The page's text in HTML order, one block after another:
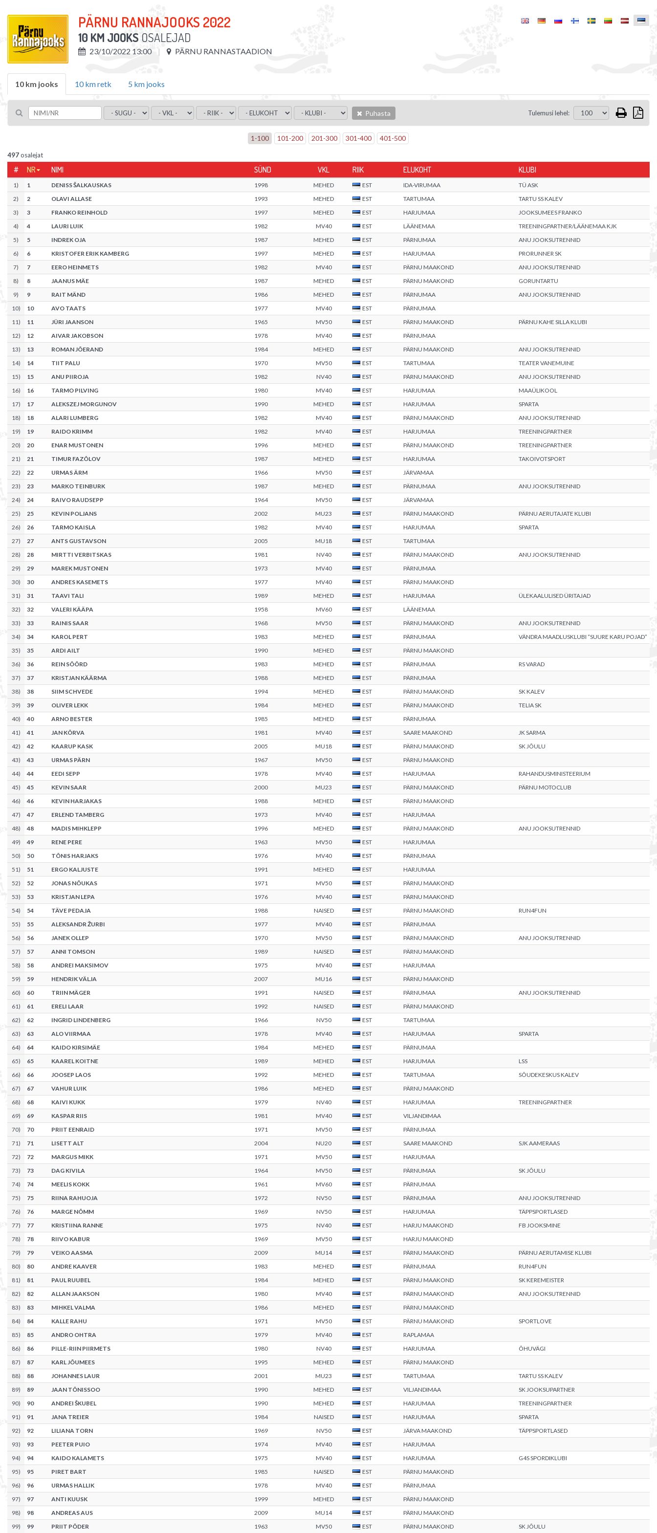
PÄRNU RANNAJOOKS 2022
10 KM JOOKS OSALEJAD
23/10/2022 13:00 PÄRNU RANNASTAADION
10 km jooks 10 km retk 5 km jooks
Puhasta Tulemusi lehel:
1 -100 101 -200 201 -300 301 -400 401 -500
497osalejat
# NR NIMI SÜND VKL RIIK ELUKOHT KLUBI
1) 1 DENISS ŠALKAUSKAS 1998 MEHED EST IDA-VIRUMAA
TÜ ASK
2) 2 OLAVI ALLASE 1993 MEHED EST TARTUMAA
TARTU SS KALEV
3) 3 FRANKO REINHOLD 1997 MEHED EST HARJUMAA
JOOKSUMEES FRANKO
4) 4 LAURI LUIK 1982 MV40 EST LÄÄNEMAA
TREENINGPARTNER/LÄÄNEMAA KJK
5) 5 INDREK OJA 1987 MEHED EST PÄRNUMAA
ANU JOOKSUTRENNID
6) 6 KRISTOFER ERIK KAMBERG 1997 MEHED EST HARJUMAA
PRORUNNER SK
7) 7 EERO HEINMETS 1982 MV40 EST PÄRNU MAAKOND
ANU JOOKSUTRENNID
8) 8 JAANUS MÄE 1987 MEHED EST PÄRNU MAAKOND
GORUNTARTU
9) 9 RAIT MÄND 1986 MEHED EST PÄRNUMAA
ANU JOOKSUTRENNID
10) 10 AVO TAATS 1977 MV40 EST
PÄRNUMAA
11) 11 JÜRI JAANSON 1965 MV50 EST PÄRNU MAAKOND
PÄRNU KAHE SILLA KLUBI
12) 12 AIVAR JAKOBSON 1978 MV40 EST
PÄRNUMAA
13) 13 ROMAN JÕERAND 1984 MEHED EST PÄRNU MAAKOND
ANU JOOKSUTRENNID
14) 14 TIIT PALU 1970 MV50 EST TARTUMAA
TEATER VANEMUINE
15) 15 ANU PIIROJA 1982 NV40 EST PÄRNU MAAKOND
ANU JOOKSUTRENNID
16) 16 TARMO PILVING 1980 MV40 EST HARJUMAA
MAAÜLIKOOL
17) 17 ALEKSZEJ MORGUNOV 1990 MEHED EST HARJUMAA
SPARTA
18) 18 ALARI LUMBERG 1982 MV40 EST PÄRNU MAAKOND
ANU JOOKSUTRENNID
19) 19 RAIDO KRIMM 1982 MV40 EST HARJUMAA
TREENINGPARTNER
20) 20 ENAR MUSTONEN 1996 MEHED EST PÄRNU MAAKOND
TREENINGPARTNER
21) 21 TIMUR FAZÕLOV 1987 MEHED EST HARJUMAA
TAKOIVOTSPORT
22) 22 URMAS ÄRM 1966 MV50 EST
JÄRVAMAA
23) 23 MARKO TEINBURK 1987 MEHED EST PÄRNUMAA
ANU JOOKSUTRENNID
24) 24 RAIVO RAUDSEPP 1964 MV50 EST
JÄRVAMAA
25) 25 KEVIN POLJANS 2002 MU23 EST PÄRNU MAAKOND
PÄRNU AERUTAJATE KLUBI
26) 26 TARMO KAISLA 1982 MV40 EST HARJUMAA
SPARTA
27) 27 ANTS GUSTAVSON 2005 MU18 EST
TARTUMAA
28) 28 MIRTTI VERBITSKAS 1981 NV40 EST PÄRNU MAAKOND
ANU JOOKSUTRENNID
29) 29 MAREK MUSTONEN 1973 MV40 EST
PÄRNUMAA
30) 30 ANDRES KASEMETS 1977 MV40 EST
PÄRNU MAAKOND
31) 31 TAAVI TALI 1989 MEHED EST HARJUMAA
ÜLEKAALULISED ÜRITAJAD
32) 32 VALERI KÄÄPA 1958 MV60 EST
LÄÄNEMAA
33) 33 RAINIS SAAR 1968 MV50 EST PÄRNU MAAKOND
ANU JOOKSUTRENNID
34) 34 KAROL PERT 1983 MEHED EST PÄRNUMAA
VÄNDRA MAADLUSKLUBI “SUURE KARU POJAD”
35) 35 ARDI AILT 1990 MEHED EST
PÄRNU MAAKOND
36) 36 REIN SÕÕRD 1983 MEHED EST PÄRNUMAA
RS VARAD
37) 37 KRISTJAN KÄÄRMA 1988 MEHED EST
PÄRNUMAA
38) 38 SIIM SCHVEDE 1994 MEHED EST PÄRNU MAAKOND
SK KALEV
39) 39 OLIVER LEKK 1984 MEHED EST PÄRNU MAAKOND
TELIA SK
40) 40 ARNO BESTER 1985 MEHED EST
PÄRNUMAA
41) 41 JAN KÕRVA 1981 MV40 EST SAARE MAAKOND
JK SARMA
42) 42 KAARUP KASK 2005 MU18 EST PÄRNU MAAKOND
SK JÕULU
43) 43 URMAS PÄRN 1967 MV50 EST
PÄRNU MAAKOND
44) 44 EEDI SEPP 1978 MV40 EST HARJUMAA
RAHANDUSMINISTEERIUM
45) 45 KEVIN SAAR 2000 MU23 EST PÄRNU MAAKOND
PÄRNU MOTOCLUB
46) 46 KEVIN HARJAKAS 1988 MEHED EST
PÄRNU MAAKOND
47) 47 ERLEND TAMBERG 1973 MV40 EST
HARJUMAA
48) 48 MADIS MIHKLEPP 1996 MEHED EST PÄRNU MAAKOND
ANU JOOKSUTRENNID
49) 49 RENE PERE 1963 MV50 EST
HARJUMAA
50) 50 TÕNIS HARJAKS 1976 MV40 EST
PÄRNUMAA
51) 51 ERGO KALJUSTE 1991 MEHED EST
HARJUMAA
52) 52 JONAS NÕUKAS 1971 MV50 EST
PÄRNU MAAKOND
53) 53 KRISTJAN LEPA 1976 MV40 EST
PÄRNU MAAKOND
54) 54 TÄVE PEDAJA 1988 NAISED EST PÄRNU MAAKOND
RUN4FUN
55) 55 ALEKSANDR ŽURBI 1977 MV40 EST
PÄRNUMAA
56) 56 JANEK OLLEP 1970 MV50 EST PÄRNU MAAKOND
ANU JOOKSUTRENNID
57) 57 ANNI TOMSON 1989 NAISED EST
PÄRNU MAAKOND
58) 58 ANDREI MAKSIMOV 1975 MV40 EST
HARJUMAA
59) 59 HENDRIK VÄLJA 2007 MU16 EST
PÄRNU MAAKOND
60) 60 TRIIN MÄGER 1991 NAISED EST PÄRNUMAA
ANU JOOKSUTRENNID
61) 61 ERELI LAAR 1992 NAISED EST
PÄRNU MAAKOND
62) 62 INGRID LINDENBERG 1966 NV50 EST
TARTUMAA
63) 63 ALO VIIRMAA 1978 MV40 EST HARJUMAA
SPARTA
64) 64 KAIDO KIRSIMÄE 1984 MEHED EST
PÄRNUMAA
65) 65 KAAREL KOITNE 1989 MEHED EST HARJUMAA
LSS
66) 66 JOOSEP LAOS 1992 MEHED EST TARTUMAA
SÕUDEKESKUS KALEV
67) 67 VAHUR LUIK 1986 MEHED EST
PÄRNU MAAKOND
68) 68 KAIVI KUKK 1979 NV40 EST HARJUMAA
TREENINGPARTNER
69) 69 KASPAR RIIS 1981 MV40 EST
VILJANDIMAA
70) 70 PRIIT EENRAID 1971 MV50 EST
PÄRNUMAA
71) 71 LISETT ALT 2004 NU20 EST SAARE MAAKOND
SJK AAMERAAS
72) 72 MARGUS MIKK 1971 MV50 EST
HARJUMAA
73) 73 DAG KIVILA 1964 MV50 EST PÄRNUMAA
SK JÕULU
74) 74 MEELIS KOKK 1961 MV60 EST
PÄRNUMAA
75) 75 RIINA RAHUOJA 1972 NV50 EST PÄRNUMAA
ANU JOOKSUTRENNID
76) 76 MARGE NÕMM 1969 NV50 EST HARJUMAA
TÄPPSPORTLASED
77) 77 KRISTIINA RANNE 1975 NV40 EST HARJU MAAKOND
FB JOOKSMINE
78) 78 RIIVO KABUR 1969 MV50 EST
HARJU MAAKOND
79) 79 VEIKO AASMA 2009 MU14 EST PÄRNU MAAKOND
PÄRNU AERUTAMISE KLUBI
80) 80 ANDRE KAAVER 1983 MEHED EST PÄRNUMAA
RUN4FUN
81) 81 PAUL RUUBEL 1984 MEHED EST PÄRNU MAAKOND
SK KEREMEISTER
82) 82 ALLAN JAAKSON 1980 MV40 EST PÄRNU MAAKOND
ANU JOOKSUTRENNID
83) 83 MIHKEL VALMA 1986 MEHED EST
PÄRNU MAAKOND
84) 84 KALLE RAHU 1971 MV50 EST PÄRNU MAAKOND
SPORTLOVE
85) 85 ANDRO OHTRA 1979 MV40 EST
RAPLAMAA
86) 86 PILLE-RIIN PIIRMETS 1980 NV40 EST HARJUMAA
ÕHUVÄGI
87) 87 KARL JÕUMEES 1995 MEHED EST
PÄRNU MAAKOND
88) 88 JOHANNES LAUR 2001 MU23 EST TARTUMAA
TARTU SS KALEV
89) 89 JAAN TÕNISSOO 1990 MEHED EST VILJANDIMAA
SK JOOKSUPARTNER
90) 90 ANDREI ŠKUBEL 1990 MEHED EST HARJUMAA
TREENINGPARTNER
91) 91 JANA TREIER 1984 NAISED EST HARJUMAA
SPARTA
92) 92 LILIANA TORN 1969 NV50 EST JÄRVA MAAKOND
TÄPPSPORTLASED
93) 93 PEETER PUIO 1974 MV40 EST
HARJUMAA
94) 94 KAIDO KALAMETS 1975 MV40 EST HARJUMAA
G4S SPORDIKLUBI
95) 95 PIRET BART 1985 NAISED EST
PÄRNU MAAKOND
96) 96 URMAS HALLIK 1978 MV40 EST
PÄRNUMAA
97) 97 ANTI KUUSK 1999 MEHED EST
PÄRNU MAAKOND
98) 98 ANDREAS AUS 2009 MU14 EST
PÄRNU MAAKOND
99) 99 PRIIT PÕDER 1963 MV50 EST PÄRNU MAAKOND SK JÕULU